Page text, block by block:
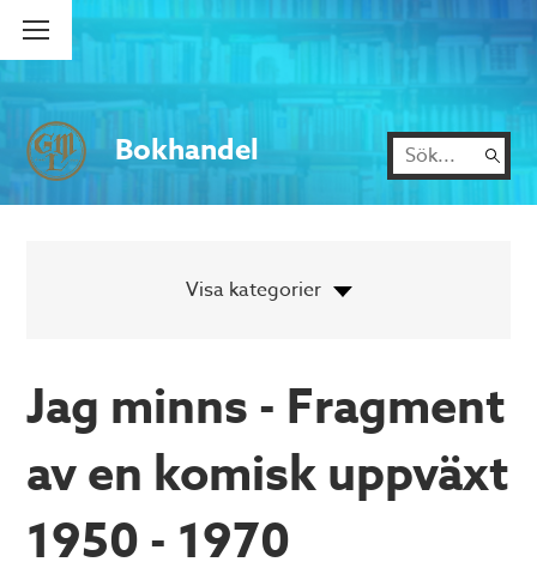
Bokhandel
Jag minns - Fragment
av en komisk uppväxt
1950 - 1970